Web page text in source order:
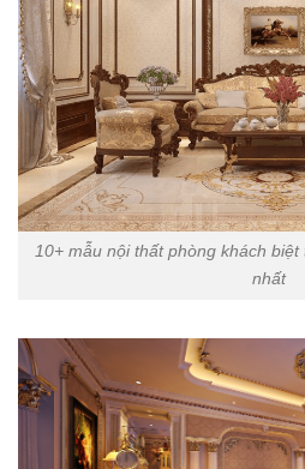
10+ mẫu nội thất phòng khách
nhất